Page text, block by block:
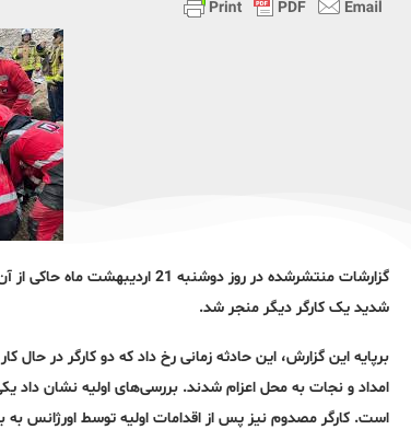
گزارشات منتشرشده در روز
شدید یک کارگر دیگر منجر شد.
برپایه این گزارش، این حادثه زمانی رخ داد که دو کارگر در حال
امداد و نجات به محل اعزام شدند. بررسی‌های اولیه نشان داد
است. کارگر مصدوم نیز پس از اقدامات اولیه توسط اورژانس